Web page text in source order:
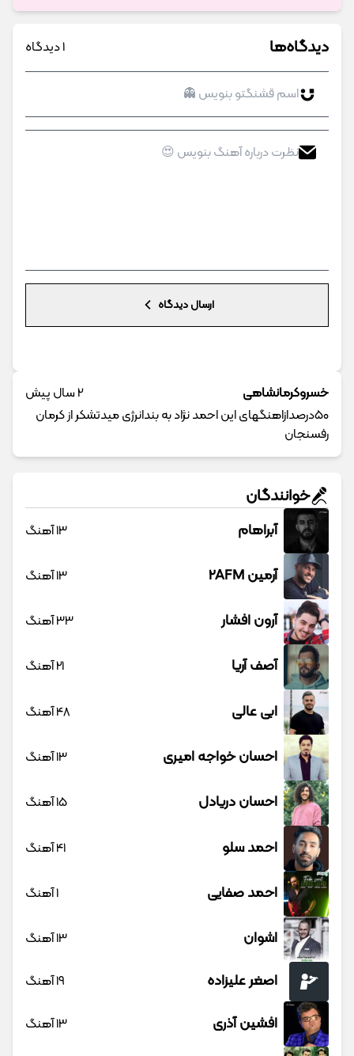
دیدگاه‌ها 1 دیدگاه
ارسال دیدگاه
خسروکرمانشاهی
2 سال پیش
۵۰درصدازاهنگهای این احمد نژاد به بندانرژی میدتشکر از کرمان
رفسنجان
خوانندگان
آبراهام 13 آهنگ
آرمین 2AFM 13 آهنگ
آرون افشار 33 آهنگ
آصف آریا 21 آهنگ
ابی عالی 48 آهنگ
احسان خواجه امیری 13 آهنگ
احسان دریادل 15 آهنگ
احمد سلو 41 آهنگ
احمد صفایی 1 آهنگ
اشوان 13 آهنگ
اصغر علیزاده 19 آهنگ
افشین آذری 13 آهنگ